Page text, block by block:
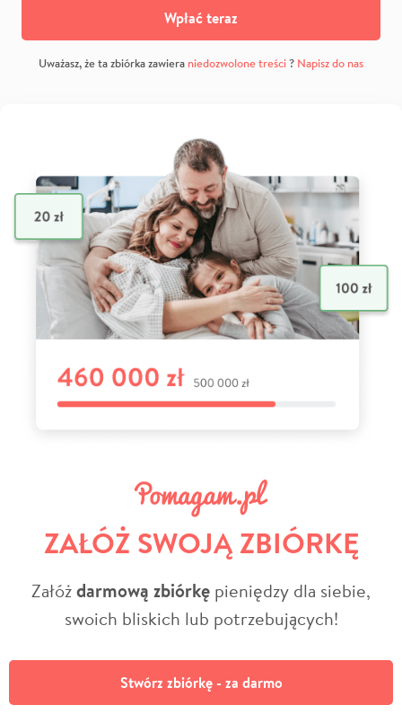
Wpłać teraz
Uważasz, że ta zbiórka zawiera niedozwolone treści? Napisz do nas
ZAŁÓŻ SWOJĄ ZBIÓRKĘ
Załóżdarmową zbiórkę pieniędzy dla siebie,
swoich bliskich lub potrzebujących!
Stwórz zbiórkę - za darmo